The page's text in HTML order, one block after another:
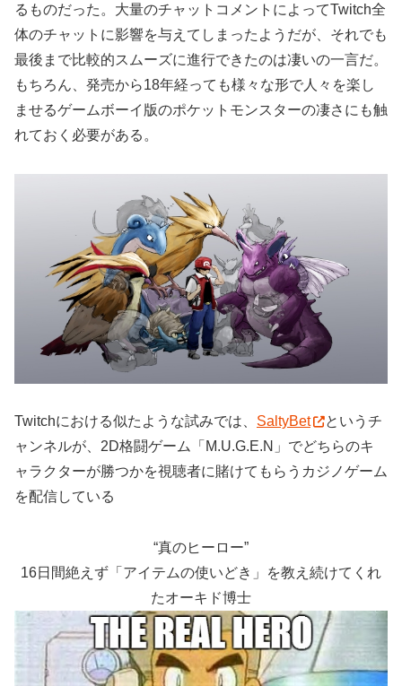
るものだった。大量のチャットコメントによってTwitch全
体のチャットに影響を与えてしまったようだが、それでも
最後まで比較的スムーズに進行できたのは凄いの一言だ。
もちろん、発売から18年経っても様々な形で人々を楽し
ませるゲームボーイ版のポケットモンスターの凄さにも触
れておく必要がある。
Twitchにおける似たような試みでは、 SaltyBet
というチ
ャンネルが、2D格闘ゲーム「M.U.G.E.N」でどちらのキ
ャラクターが勝つかを視聴者に賭けてもらうカジノゲーム
を配信している
“真のヒーロー”
16日間絶えず「アイテムの使いどき」を教え続けてくれ
たオーキド博士